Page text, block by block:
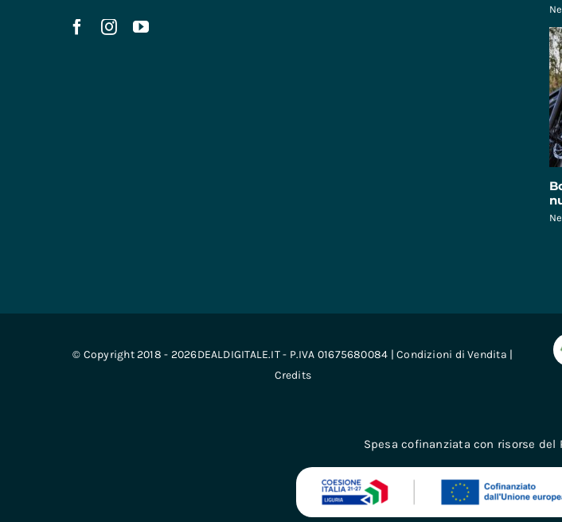
© Copyright 2018 - 2026DEALDIGITALE.IT - P.IVA 01675680084 |Condizioni di Vendita |
Credits
Spesa cofinanziata con risorse del